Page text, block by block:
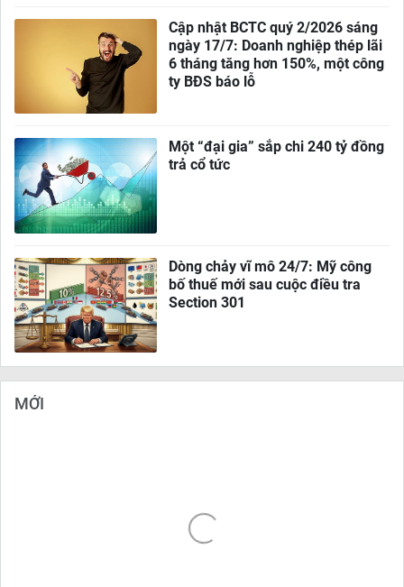
Cập nhật BCTC quý 2/2026 sáng
ngày 17/7: Doanh nghiệp thép lãi
6 tháng tăng hơn 150%, một công
ty BĐS báo lỗ
Một “đại gia” sắp chi 240 tỷ đồng
trả cổ tức
Dòng chảy vĩ mô 24/7: Mỹ công
bố thuế mới sau cuộc điều tra
Section 301
MỚI